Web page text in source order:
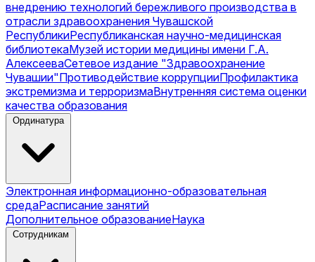
внедрению технологий бережливого производства в
отрасли здравоохранения Чувашской
РеспубликиРеспубликанская научно-медицинская
библиотекаМузей истории медицины имени Г.А.
АлексееваСетевое издание "Здравоохранение
Чувашии"Противодействие коррупцииПрофилактика
экстремизма и терроризмаВнутренняя система оценки
качества образования
Ординатура
Электронная информационно-образовательная
средаРасписание занятий
Дополнительное образованиеНаука
Сотрудникам